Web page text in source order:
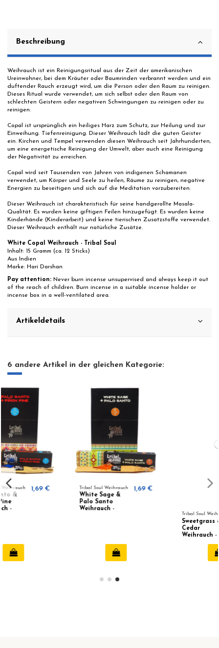
Beschreibung
Weihrauch ist ein Reinigungsritual aus der Zeit der amerikanischen
Ureinwohner, bei dem Kräuter oder Baumrinden verbrannt werden und ein
duftender Rauch erzeugt wird, um die Person oder den Raum zu reinigen.
Dieses Ritual wurde verwendet, um sich selbst oder den Raum von
schlechten Geistern oder negativen Schwingungen zu reinigen oder zu
reinigen.
Copal ist ursprünglich ein heiliges Harz zum Schutz, zur Heilung und zur
Einweihung. Tiefenreinigung. Dieser Weihrauch lädt die guten Geister
ein. Kirchen und Tempel verwenden diesen Weihrauch seit Jahrhunderten,
um eine energetische Reinigung der Umwelt, aber auch eine Reinigung
der Negativität zu erreichen.
Copal wird seit Tausenden von Jahren von indigenen Schamanen
verwendet, um Körper und Seele zu heilen, Räume zu reinigen, negative
Energien zu beseitigen und sich auf die Meditation vorzubereiten.
Dieser Weihrauch ist charakteristisch für seine handgerollte Masala-
Qualität. Es wurden keine giftigen Feilen hinzugefügt. Es wurden keine
Kinderhände (Kinderarbeit) und keine tierischen Zusatzstoffe verwendet.
Dieser Weihrauch enthält nur natürliche Zusätze.
White Copal Weihrauch - Tribal Soul
Inhalt: 15 Gramm (ca. 12 Sticks)
Aus Indien
Marke: Hari Darshan
Pay attention: Never burn incense unsupervised and always keep it out
of the reach of children. Burn incense in a suitable incense holder or
incense box in a well-ventilated area.
Artikeldetails
6 andere Artikel in der gleichen Kategorie:
1,69 €
Tribal Soul Weihrauch
White Sage
Weihrauch -
Tribal Soul